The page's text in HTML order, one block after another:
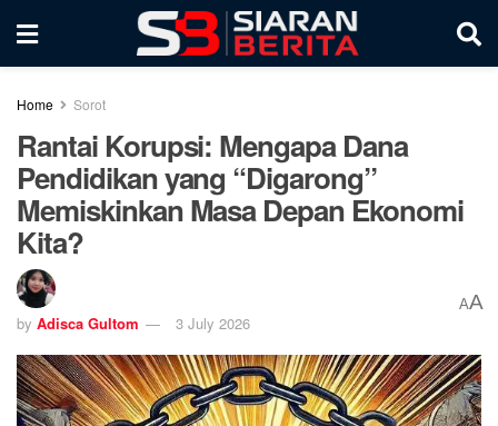
Home Sorot
Rantai Korupsi: Mengapa Dana
Pendidikan yang “Digarong”
Memiskinkan Masa Depan Ekonomi
Kita?
by Adisca Gultom 3 July 2026
AA